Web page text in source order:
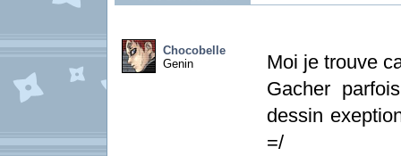
Chocobelle
Genin
Moi je trouve
Gacher
dessin
=/